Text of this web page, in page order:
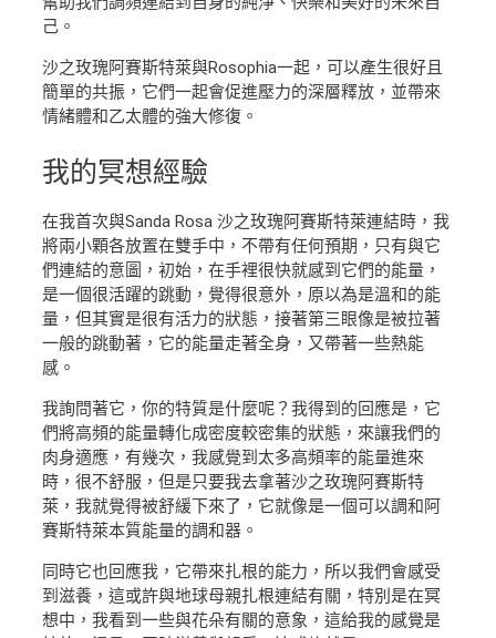
己。
沙之玫瑰阿賽斯特萊與Rosophia一起，可以產生很好且
簡單的共振，它們一起會促進壓力的深層釋放，並帶來
情緒體和乙太體的強大修復。
我的冥想經驗
在我首次與Sanda Rosa 沙之玫瑰阿賽斯特萊連結時，我
將兩小顆各放置在雙手中，不帶有任何預期，只有與它
們連結的意圖，初始，在手裡很快就感到它們的能量，
是一個很活躍的跳動，覺得很意外，原以為是溫和的能
量，但其實是很有活力的狀態，接著第三眼像是被拉著
一般的跳動著，它的能量走著全身，又帶著一些熱能
感。
我詢問著它，你的特質是什麼呢？我得到的回應是，它
們將高頻的能量轉化成密度較密集的狀態，來讓我們的
肉身適應，有幾次，我感覺到太多高頻率的能量進來
時，很不舒服，但是只要我去拿著沙之玫瑰阿賽斯特
萊，我就覺得被舒緩下來了，它就像是一個可以調和阿
賽斯特萊本質能量的調和器。
同時它也回應我，它帶來扎根的能力，所以我們會感受
到滋養，這或許與地球母親扎根連結有關，特別是在冥
想中，我看到一些與花朵有關的意象，這給我的感覺是